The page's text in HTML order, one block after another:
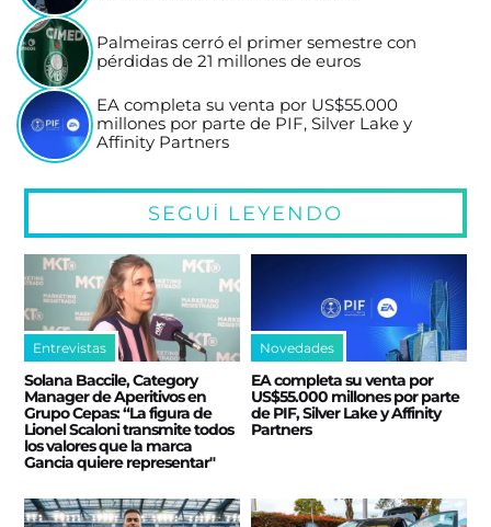
Palmeiras cerró el primer semestre con
pérdidas de 21 millones de euros
EA completa su venta por US$55.000
millones por parte de PIF, Silver Lake y
Affinity Partners
SEGUÍ LEYENDO
Entrevistas
Solana Baccile, Category
Manager de Aperitivos en
Grupo Cepas: “La figura de
Lionel Scaloni transmite todos
los valores que la marca
Gancia quiere representar"
Novedades
EA completa su venta por
US$55.000 millones por parte
de PIF, Silver Lake y Affinity
Partners